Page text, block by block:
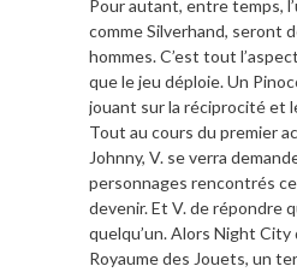
Pour autant, entre temps,
comme Silverhand, seront
hommes. C’est tout
que le jeu déploie. Un
jouant sur la réciprocité et
Tout au cours du premier
Johnny, V. se verra
personnages rencontrés
devenir. Et V. de répondre
quelqu’un. Alors Night City
Royaume des Jouets, un